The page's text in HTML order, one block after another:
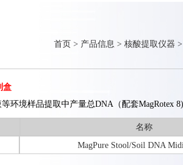
首页 > 产品信息 > 核酸提取仪器 >
盒
环境样品提取中产量总DNA（配套MagRotex 8)
名称
MagPure Stool/Soil DNA